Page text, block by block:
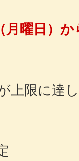
月曜日）
上限に達